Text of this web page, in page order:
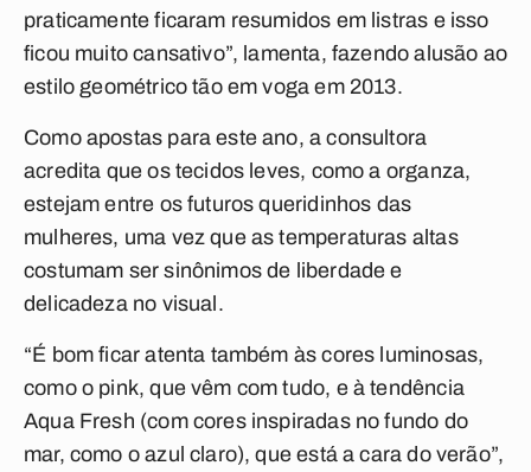
praticamente ficaram resumidos em listras e isso
ficou muito cansativo”, lamenta, fazendo alusão ao
estilo geométrico tão em voga em 2013.
Como apostas para este ano, a consultora
acredita que os tecidos leves, como a organza,
estejam entre os futuros queridinhos das
mulheres, uma vez que as temperaturas altas
costumam ser sinônimos de liberdade e
delicadeza no visual.
“É bom ficar atenta também às cores luminosas,
como o pink, que vêm com tudo, e à tendência
Aqua Fresh (com cores inspiradas no fundo do
mar, como o azul claro), que está a cara do verão”,